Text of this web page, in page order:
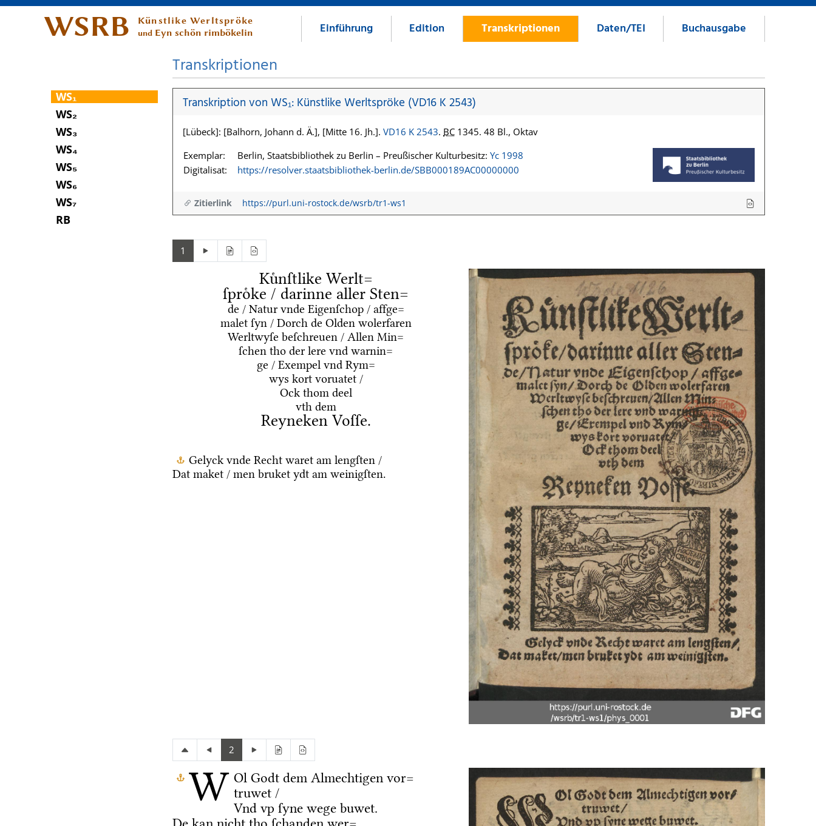
WSRB Künstlike Werltspröke
und Eyn schön rimbökelin Einführung Edition Transkriptionen Daten/TEI Buchausgabe
WS₁
WS₂
WS₃
WS₄
WS₅
WS₆
WS₇
RB
Transkriptionen
Transkription von WS₁: Künstlike Werltspröke (VD16 K 2543)
[Lübeck]: [Balhorn, Johann d. Ä.], [Mitte 16. Jh.]. VD16 K 2543. BC 1345. 48 Bl., Oktav
Exemplar:
Berlin, Staatsbibliothek zu Berlin – Preußischer Kulturbesitz: Yc 1998
Digitalisat:
https://resolver.staatsbibliothek-berlin.de/SBB000189AC00000000
Zitierlink https://purl.uni-rostock.de/wsrb/tr1-ws1
1
Kuͤnſtlike Werlt=
ſproͤke / darinne aller Sten=
de / Natur vnde Eigenſchop / affge=
malet ſyn / Dorch de Olden wolerfaren
Werltwyſe beſchreuen / Allen Min=
ſchen tho der lere vnd warnin=
ge / Exempel vnd Rym=
wys kort voruatet /
Ock thom deel
vth dem
Reyneken Voſſe.
Gelyck vnde Recht waret am lengſten /
Dat maket / men bruket ydt am weinigſten.
2
W Ol Godt dem Almechtigen vor=
truwet /
Vnd vp ſyne wege buwet.